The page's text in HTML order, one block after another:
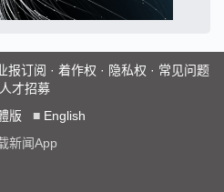
报订阅 · 着作权 · 隐私权 · 常见问题
人才招募
版 ■ English
新闻App